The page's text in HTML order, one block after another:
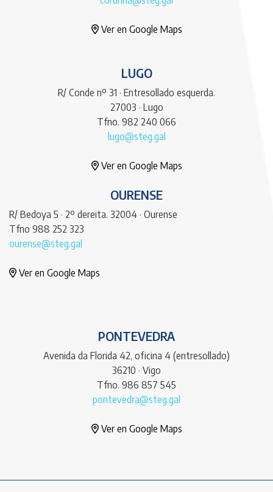
Ver en Google Maps
LUGO
R/ Conde nº 31 · Entresollado esquerda.
27003 · Lugo
Tfno. 982 240 066
lugo@steg.gal
Ver en Google Maps
OURENSE
R/ Bedoya 5 · 2º dereita. 32004 · Ourense
Tfno 988 252 323
ourense@steg.gal
Ver en Google Maps
PONTEVEDRA
Avenida da Florida 42, oficina 4 (entresollado)
36210 · Vigo
Tfno. 986 857 545
pontevedra@steg.gal
Ver en Google Maps